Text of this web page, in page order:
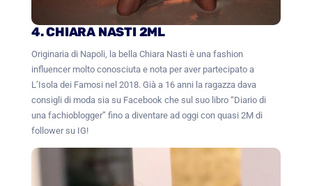
4. CHIARA NASTI 2ML
Originaria di Napoli, la bella Chiara Nasti è una fashion
influencer molto conosciuta e nota per aver partecipato a
L’Isola dei Famosi nel 2018. Già a 16 anni la ragazza dava
consigli di moda sia su Facebook che sul suo libro “Diario di
una fachioblogger” fino a diventare ad oggi con quasi 2M di
follower su IG!